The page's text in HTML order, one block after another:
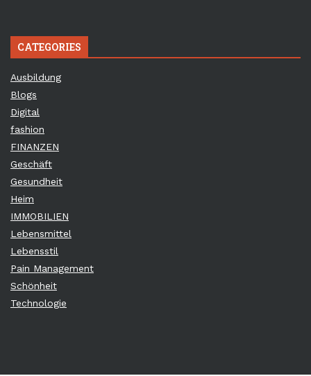
CATEGORIES
Ausbildung
Blogs
Digital
fashion
FINANZEN
Geschäft
Gesundheit
Heim
IMMOBILIEN
Lebensmittel
Lebensstil
Pain Management
Schönheit
Technologie